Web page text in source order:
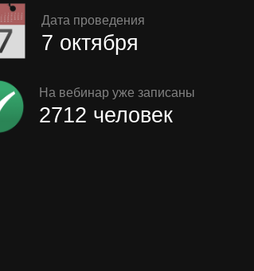
7 октября
Дата проведения
2712 человек
На вебинар уже записаны